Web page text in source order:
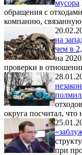
мусора
обращения с
компанию, связанную
на
чем в
на
проверки в
округа посчитал, что
при